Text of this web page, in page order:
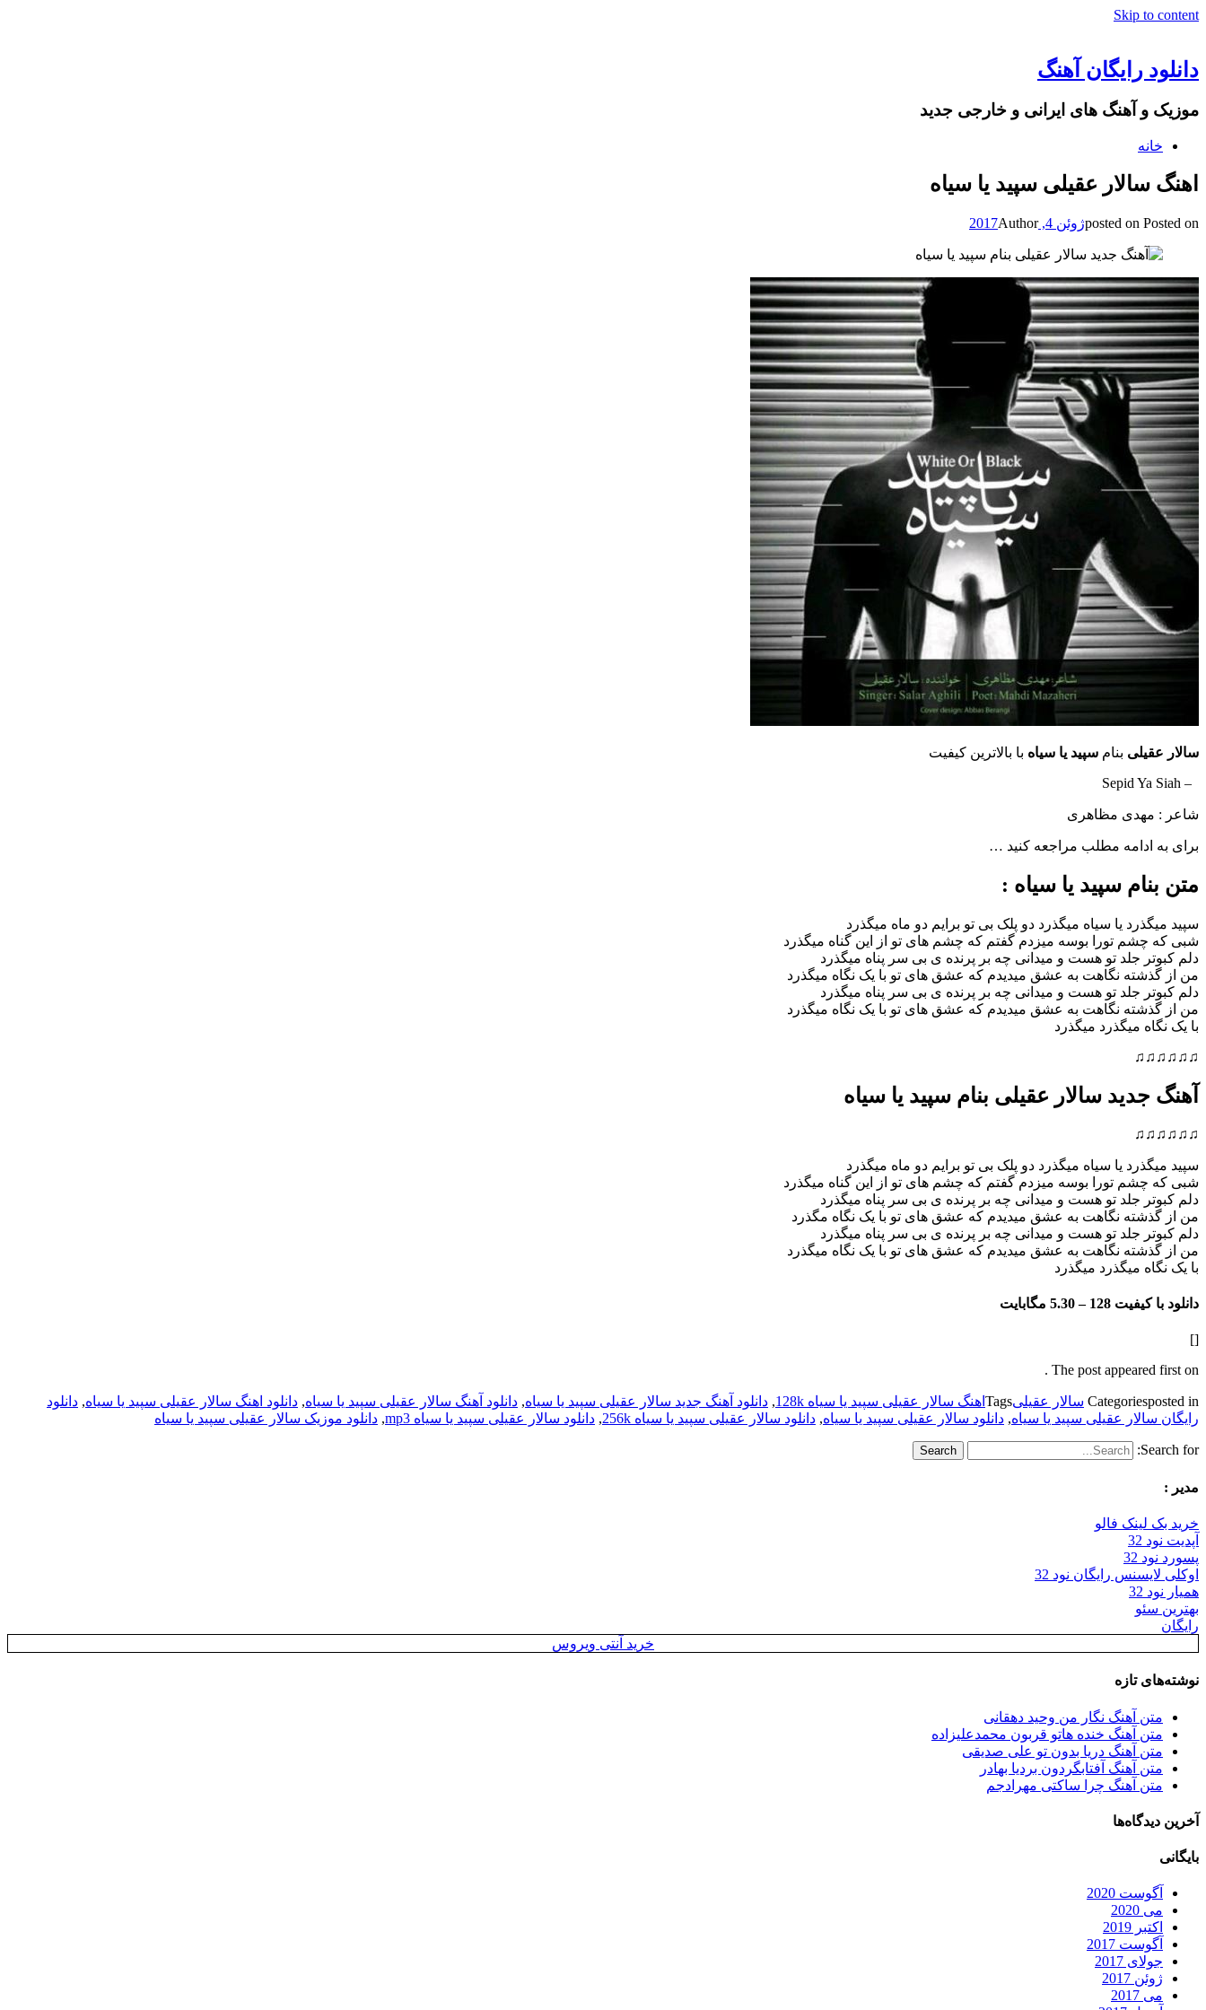
Skip to content
دانلود رایگان آهنگ
موزیک و آهنگ های ایرانی و خارجی جدید
خانه
اهنگ سالار عقیلی سپید یا سیاه
posted on Posted on ژوئن 4, 2017 Author
سالار عقیلی بنام سپید یا سیاه با بالاترین کیفیت
– Sepid Ya Siah
شاعر : مهدی مظاهری
برای به ادامه مطلب مراجعه کنید …
متن بنام سپید یا سیاه :
سپید میگذرد یا سیاه میگذرد دو پلک بی تو برایم دو ماه میگذرد
شبی که چشم تورا بوسه میزدم گفتم که چشم های تو از این گناه میگذرد
دلم کبوتر جلد تو هست و میدانی چه بر پرنده ی بی سر پناه میگذرد
من از گذشته نگاهت به عشق میدیدم که عشق های تو با یک نگاه میگذرد
دلم کبوتر جلد تو هست و میدانی چه بر پرنده ی بی سر پناه میگذرد
من از گذشته نگاهت به عشق میدیدم که عشق های تو با یک نگاه میگذرد
با یک نگاه میگذرد میگذرد
♫♫♫♫♫♫
آهنگ جدید سالار عقیلی بنام سپید یا سیاه
♫♫♫♫♫♫
سپید میگذرد یا سیاه میگذرد دو پلک بی تو برایم دو ماه میگذرد
شبی که چشم تورا بوسه میزدم گفتم که چشم های تو از این گناه میگذرد
دلم کبوتر جلد تو هست و میدانی چه بر پرنده ی بی سر پناه میگذرد
من از گذشته نگاهت به عشق میدیدم که عشق های تو با یک نگاه مگذرد
دلم کبوتر جلد تو هست و میدانی چه بر پرنده ی بی سر پناه میگذرد
من از گذشته نگاهت به عشق میدیدم که عشق های تو با یک نگاه میگذرد
با یک نگاه میگذرد میگذرد
دانلود با کیفیت 128 – 5.30 مگابایت
[]
The post appeared first on .
Categoriesposted in سالار عقیلیTags اهنگ سالار عقیلی سپید یا سیاه 128k , دانلود آهنگ جدید سالار عقیلی سپید یا سیاه, دانلود آهنگ سالار عقیلی سپید یا سیاه, دانلود اهنگ سالار عقیلی سپید یا سیاه, دانلود
رایگان سالار عقیلی سپید یا سیاه, دانلود سالار عقیلی سپید یا سیاه, دانلود سالار عقیلی سپید یا سیاه 256k , دانلود سالار عقیلی سپید یا سیاه mp3 , دانلود موزیک سالار عقیلی سپید یا سیاه
Search for:
مدیر :
خرید بک لینک فالو
آپدیت نود 32
پسورد نود 32
اوکلی لایسنس رایگان نود 32
همیار نود 32
بهترین سئو
رایگان
خرید آنتی ویروس
نوشته‌های تازه
متن آهنگ نگار من وحید دهقانی
متن آهنگ خنده هاتو قربون محمدعلیزاده
متن آهنگ دریا بدون تو علی صدیقی
متن آهنگ آفتابگردون بردیا بهادر
متن آهنگ چرا ساکتی مهرادجم
آخرین دیدگاه‌ها
بایگانی
آگوست 2020
می 2020
اکتبر 2019
آگوست 2017
جولای 2017
ژوئن 2017
می 2017